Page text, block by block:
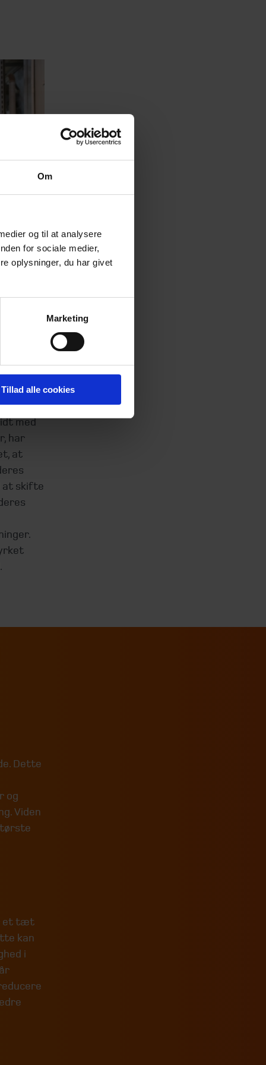
Om
og til at analysere
for sociale medier,
oplysninger, du har givet
Marketing
Tillad alle cookies
jeres
til
med
har
at
at skifte
Dette
og
Viden
et tæt
kan
i